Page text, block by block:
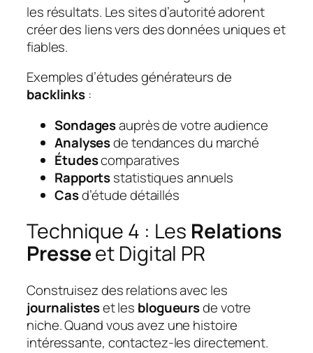
les résultats. Les sites d’autorité adorent
créer des liens vers des données uniques et
fiables.
Exemples d’études générateurs de
backlinks :
Sondagesauprès de votre audience
Analysesde tendances du marché
Étudescomparatives
Rapportsstatistiques annuels
Casd’étude détaillés
Technique 4 : Les Relations
Presseet Digital PR
Construisez des relations avec les
journalisteset les blogueursde votre
niche. Quand vous avez une histoire
intéressante, contactez-les directement.